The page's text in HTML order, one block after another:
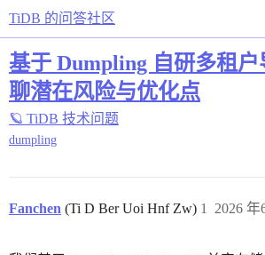
TiDB 的问答社区
基于 Dumpling 自研多租
聊潜在风险与优化点
🪐 TiDB 技术问题
dumpling
Fanchen (Ti D Ber Uoi Hnf Zw) 2026 年
1